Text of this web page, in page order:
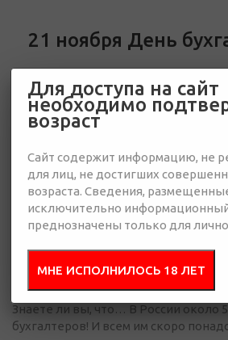
21 ноября День
5 октября 2018
Знаете ли вы, что… В России около
бухгалтеров! И всем им скоро
Для доступа на сайт
необходимо
возраст
Сайт содержит информацию, не
для лиц, не достигших
возраста. Сведения,
исключительно
преднозначены только для
МНЕ ИСПОЛНИЛОСЬ 18 ЛЕТ